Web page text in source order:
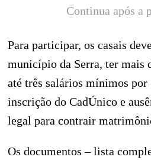
Continua após a
Para participar, os casais
município da Serra, ter mais
até três salários mínimos por
inscrição do CadÚnico e
legal para contrair
Os documentos – lista